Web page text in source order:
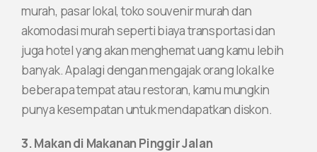
murah, pasar lokal, toko souvenir murah dan
akomodasi murah seperti biaya transportasi dan
juga hotel yang akan menghemat uang kamu lebih
banyak. Apalagi dengan mengajak orang lokal ke
beberapa tempat atau restoran, kamu mungkin
punya kesempatan untuk mendapatkan diskon.
3. Makan di Makanan Pinggir Jalan